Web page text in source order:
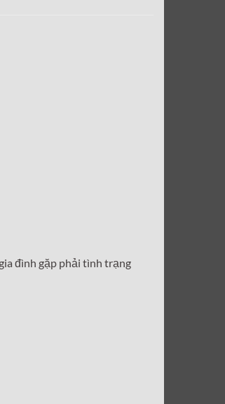
đình gặp phải tình trạng